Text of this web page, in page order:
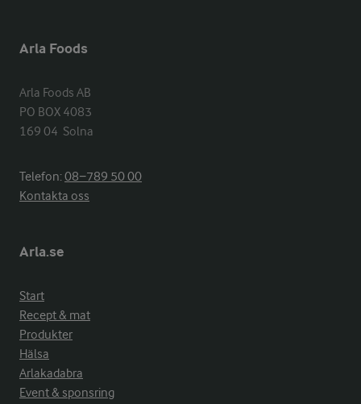
Arla Foods
Arla Foods AB
PO BOX 4083
169 04  Solna
Telefon:08−789 50 00
Kontakta oss
Arla.se
Start
Recept & mat
Produkter
Hälsa
Arlakadabra
Event & sponsring